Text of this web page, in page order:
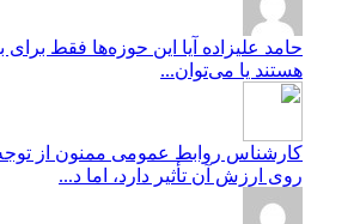
حامد علیزاده آیا این حوزه‌ها فقط
هستند یا می‌توان...
کارشناس روابط عمومی ممنون از
روی ارزش آن تأثیر دارد، اما د...